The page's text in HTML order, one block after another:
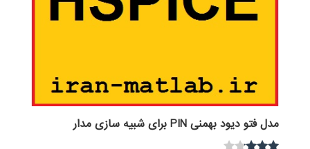
مدل فتو دیود بهمنی PIN برای شبیه سازی مدار